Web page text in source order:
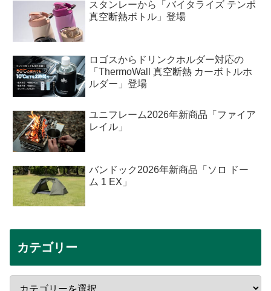
スタンレーから「バイタライズ テンポ
真空断熱ボトル」登場
ロゴスからドリンクホルダー対応の
「ThermoWall 真空断熱 カーボトルホ
ルダー」登場
ユニフレーム2026年新商品「ファイア
レイル」
バンドック2026年新商品「ソロ ドー
ム 1 EX」
カテゴリー